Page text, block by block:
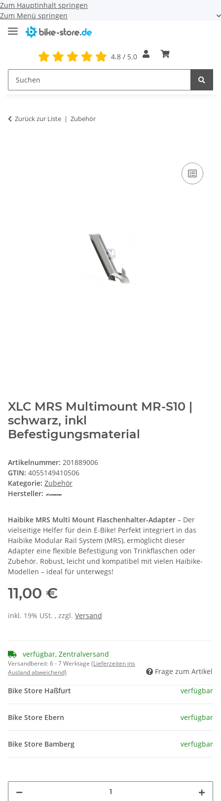
Zum Hauptinhalt springen
Zum Menü springen
4.8 / 5.0
Zurück zur Liste Zubehör
XLC MRS Multimount MR-S10 |
schwarz, inkl
Befestigungsmaterial
Artikelnummer: 201889006
GTIN: 4055149410506
Kategorie: Zubehör
Hersteller:
Haibike MRS Multi Mount Flaschenhalter-Adapter – Der
vielseitige Helfer für dein E-Bike! Perfekt integriert in das
Haibike Modular Rail System (MRS), ermöglicht dieser
Adapter eine flexible Befestigung von Trinkflaschen oder
Zubehör. Robust, leicht und kompatibel mit vielen Haibike-
Modellen – ideal für unterwegs!
11,00 €
inkl. 19% USt. , zzgl. Versand
verfügbar, Zentralversand
Versandbereit:6 - 7 Werktage (Lieferzeiten ins
Ausland abweichend)
Frage zum Artikel
Bike Store Haßfurt verfügbar
Bike Store Ebern verfügbar
Bike Store Bamberg verfügbar